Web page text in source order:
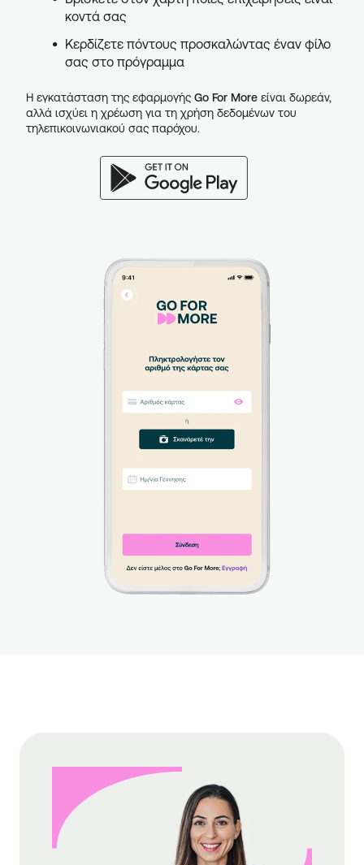
κοντά σας
Κερδίζετε πόντους προσκαλώντας έναν φίλο
σας στο πρόγραμμα
Η εγκατάσταση της εφαρμογής Go For More είναι δωρεάν,
αλλά ισχύει η χρέωση για τη χρήση δεδομένων του
τηλεπικοινωνιακού σας παρόχου.